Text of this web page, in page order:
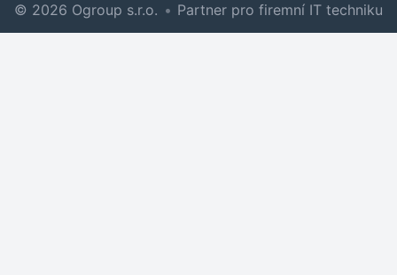
© 2026 Ogroup s.r.o. • Partner pro firemní IT techniku